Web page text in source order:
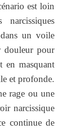
est loin
narcissiques
un voile
douleur pour
en masquant
et profonde.
rage ou une
narcissique
continue de